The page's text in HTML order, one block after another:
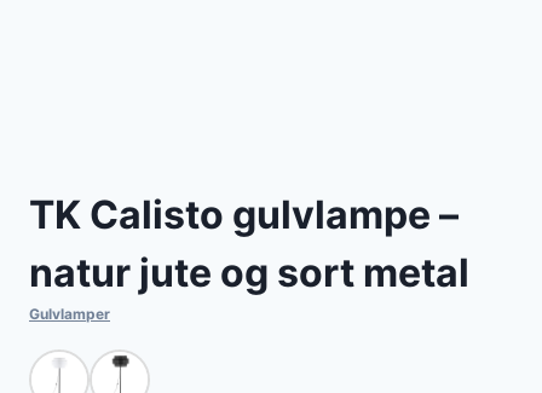
TK Calisto gulvlampe –
natur jute og sort metal
Gulvlamper